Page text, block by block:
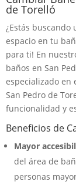
de Torelló
¿Estás
espacio en tu
para ti! En
baños en San
especializado en
San Pedro de
funcionalidad y
Beneficios de
Mayor
del área de
personas